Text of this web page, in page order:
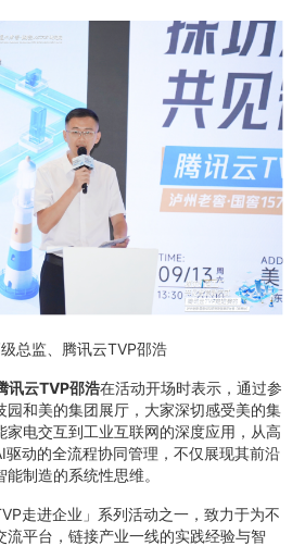
总监、腾讯云TVP邵浩
讯云TVP邵浩在活动开场时表示，通过参
园和美的集团展厅，大家深切感受美的集
家电交互到工业互联网的深度应用，从高
驱动的全流程协同管理，不仅展现其前沿
制造的系统性思维。
走进企业」系列活动之一，致力于为不
流平台，链接产业一线的实践经验与智